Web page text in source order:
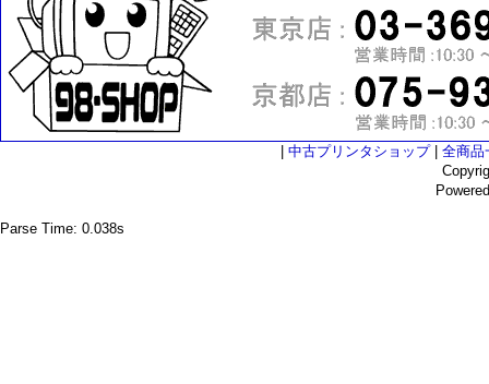
中古プリンタショップ| 全商品
Parse Time: 0.038s